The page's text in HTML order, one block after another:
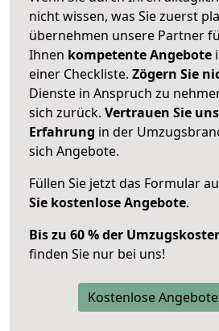
nicht wissen, was Sie zuerst
übernehmen unsere Partner
Ihnen kompetente Angebote
einer Checkliste. Zögern Sie
Dienste in Anspruch zu
sich zurück. Vertrauen Sie
Erfahrung in der
sich Angebote.
Füllen Sie jetzt das Formular
Sie kostenlose Angebote.
Bis zu 60 % der
finden Sie nur bei uns!
Kostenlose